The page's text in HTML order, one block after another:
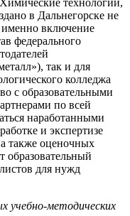
в Дальнегорске не
включение
федерального
так и для
колледжа
с образовательными
по всей
наработанными
и экспертизе
также оценочных
образовательный
для нужд
учебно-методических